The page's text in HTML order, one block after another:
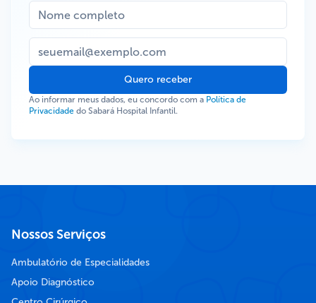
Quero receber
Ao informar meus dados, eu concordo com a Política de
Privacidade do Sabará Hospital Infantil.
Nossos Serviços
Ambulatório de Especialidades
Apoio Diagnóstico